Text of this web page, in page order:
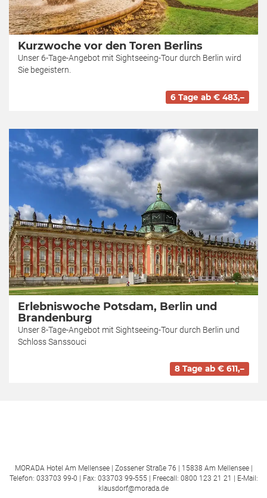
Kurzwoche vor den Toren Berlins
Unser 6-Tage-Angebot mit Sightseeing-Tour durch Berlin wird
Sie begeistern.
6 Tage ab € 483,–
Erlebniswoche Potsdam, Berlin und
Brandenburg
Unser 8-Tage-Angebot mit Sightseeing-Tour durch Berlin und
Schloss Sanssouci
8 Tage ab € 611,–
MORADA Hotel Am Mellensee | Zossener Straße 76 | 15838 Am Mellensee |
Telefon: 033703 99-0 | Fax: 033703 99-555 | Freecall: 0800 123 21 21 | E-Mail:
klausdorf@morada.de